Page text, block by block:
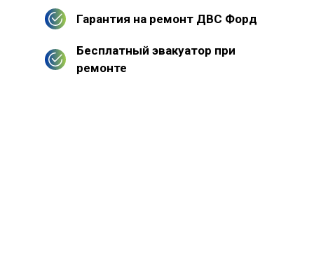
Гарантия на ремонт ДВС Форд
Бесплатный эвакуатор при
ремонте